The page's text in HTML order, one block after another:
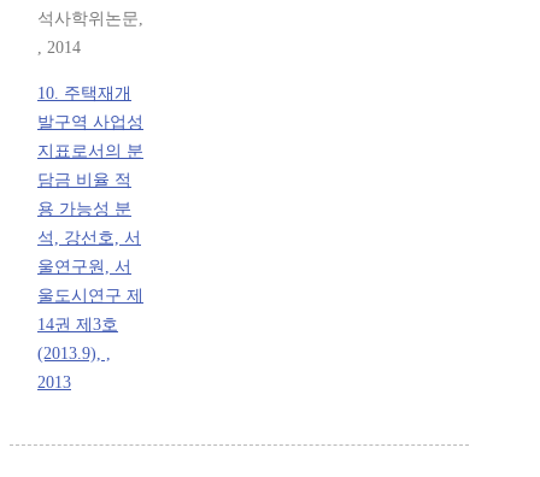
석사학위논문,
, 2014
10. 주택재개
발구역 사업성
지표로서의 분
담금 비율 적
용 가능성 분
석, 강선호, 서
울연구원, 서
울도시연구 제
14권 제3호
(2013.9), ,
2013